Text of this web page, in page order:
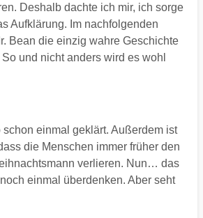
Deshalb dachte ich mir, ich sorge
Aufklärung. Im nachfolgenden
Bean die einzig wahre Geschichte
und nicht anders wird es wohl
schon einmal geklärt. Außerdem ist
die Menschen immer früher den
verlieren. Nun… das
einmal überdenken. Aber seht